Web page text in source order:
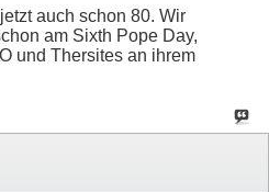
auch schon 80. Wir
am Sixth Pope Day,
und Thersites an ihrem